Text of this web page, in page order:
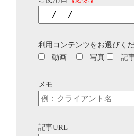
利用コンテンツをお選びく
動画
写真 記
メモ
記事URL